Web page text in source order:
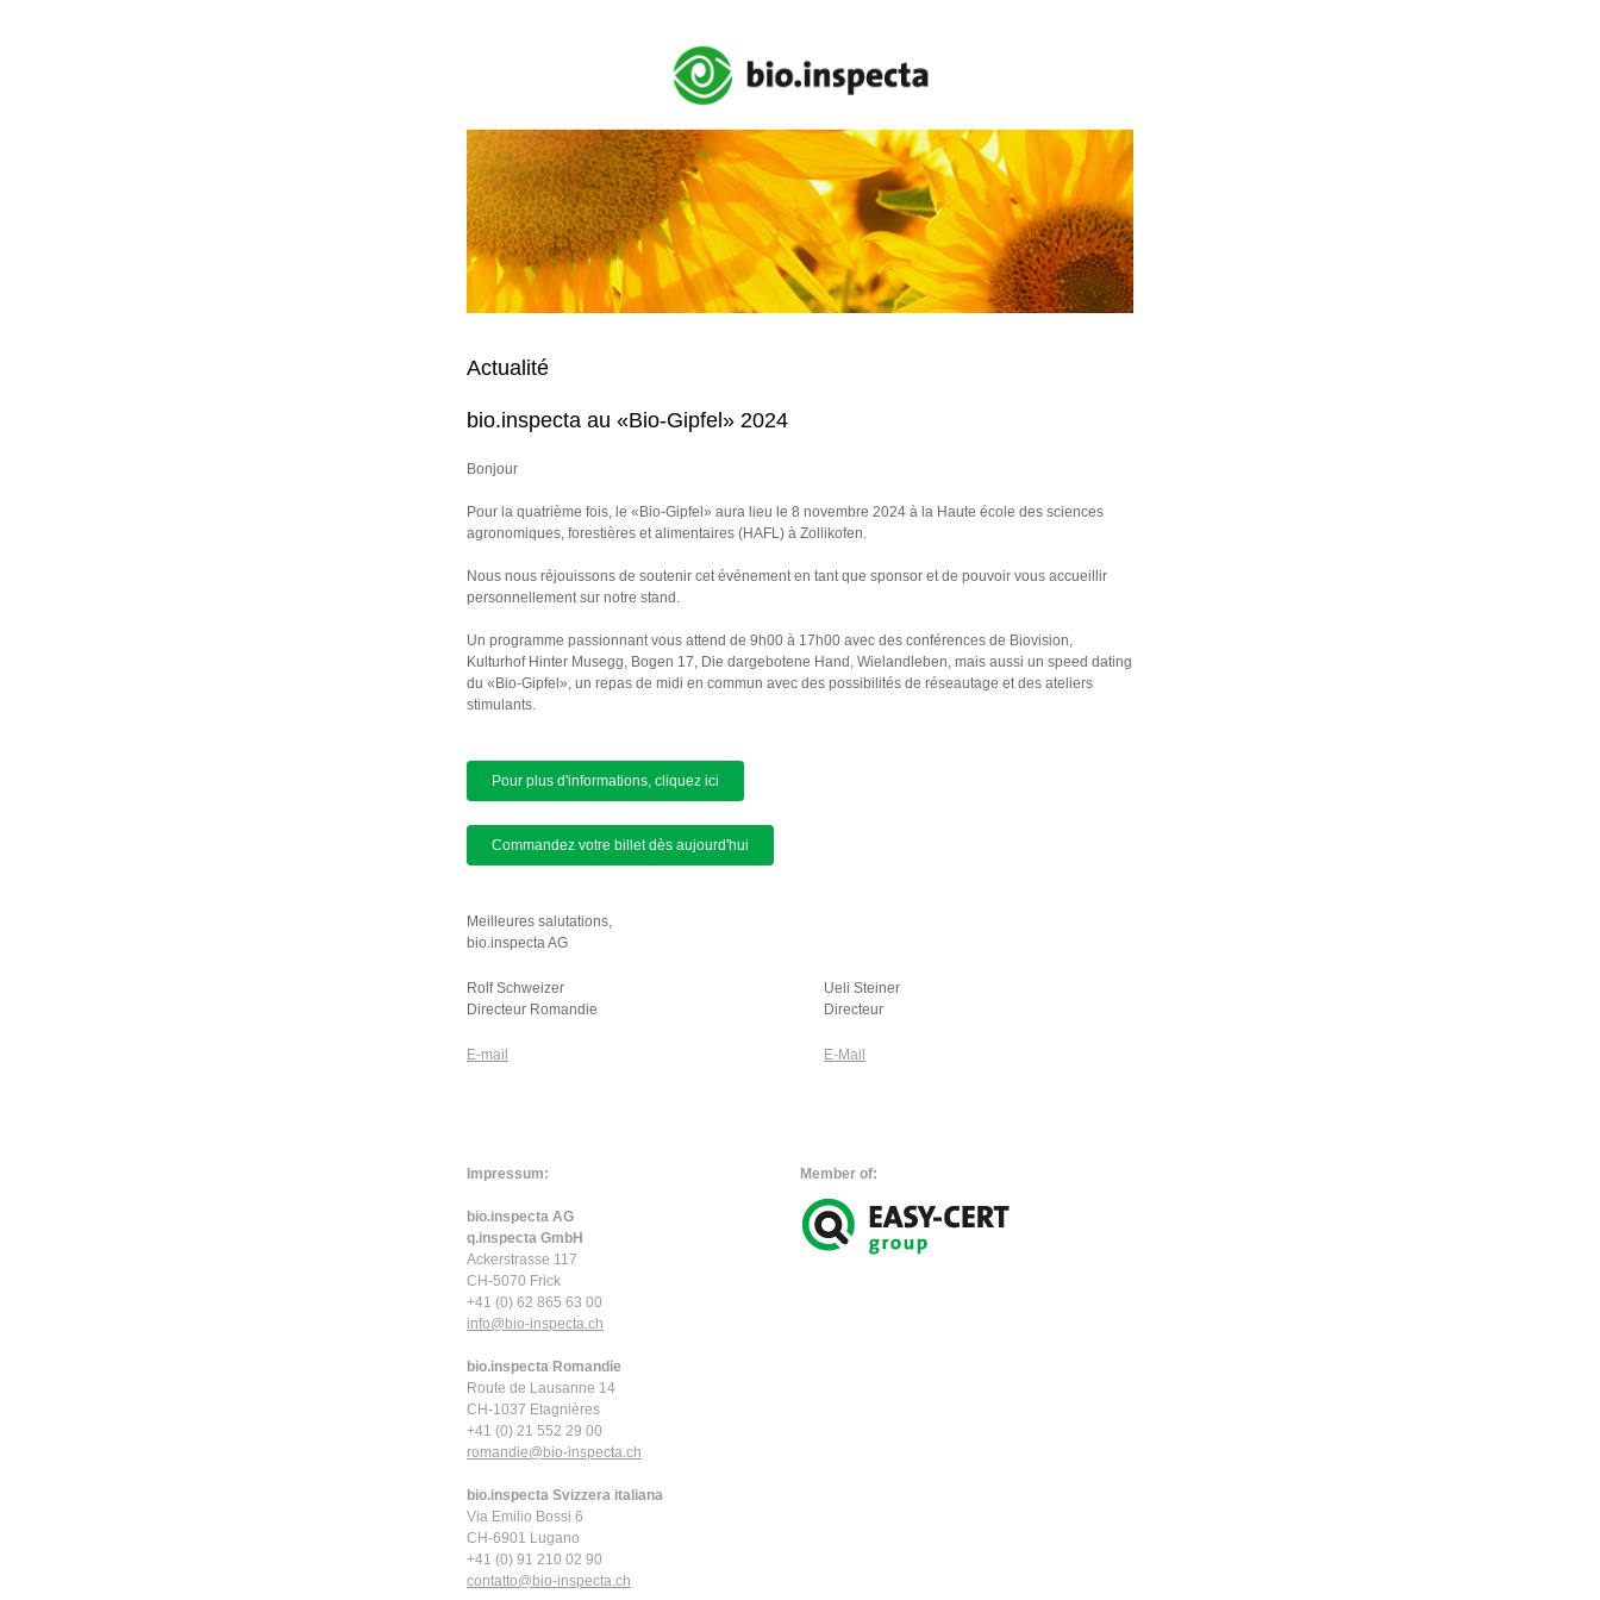
Actualité
bio.inspecta au «Bio-Gipfel» 2024
Bonjour
Pour la quatrième fois, le «Bio-Gipfel» aura lieu le 8 novembre 2024 à la Haute école des sciences
agronomiques, forestières et alimentaires (HAFL) à Zollikofen.
Nous nous réjouissons de soutenir cet événement en tant que sponsor et de pouvoir vous accueillir
personnellement sur notre stand.
Un programme passionnant vous attend de 9h00 à 17h00 avec des conférences de Biovision,
Kulturhof Hinter Musegg, Bogen 17, Die dargebotene Hand, Wielandleben, mais aussi un speed dating
du «Bio-Gipfel», un repas de midi en commun avec des possibilités de réseautage et des ateliers
stimulants.
Pour plus d'informations, cliquez ici
Commandez votre billet dès aujourd'hui
Meilleures salutations,
bio.inspecta AG
Rolf Schweizer
Directeur Romandie
E-mail
Ueli Steiner
Directeur
E-Mail
Impressum:
bio.inspecta AG
q.inspecta GmbH
Ackerstrasse 117
CH-5070 Frick
+41 (0) 62 865 63 00
info@bio-inspecta.ch
bio.inspecta Romandie
Route de Lausanne 14
CH-1037 Etagnières
+41 (0) 21 552 29 00
romandie@bio-inspecta.ch
bio.inspecta Svizzera italiana
Via Emilio Bossi 6
CH-6901 Lugano
+41 (0) 91 210 02 90
contatto@bio-inspecta.ch
Member of: